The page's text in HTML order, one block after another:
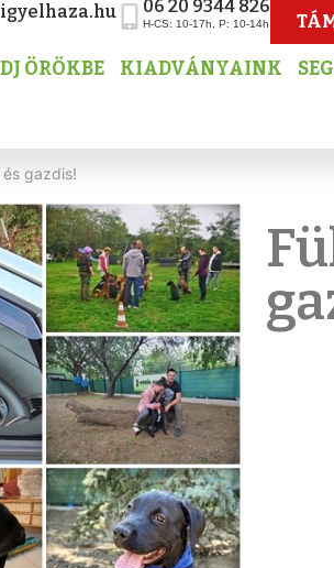
06 20 9344 826
H-CS: 10-17h, P: 10-14h
ÖRÖKBE KIADVÁNYAINK
gazdis!